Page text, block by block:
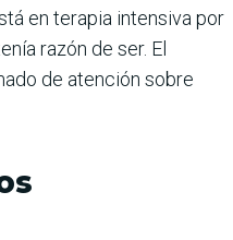
en terapia intensiva por
razón de ser. El
de atención sobre